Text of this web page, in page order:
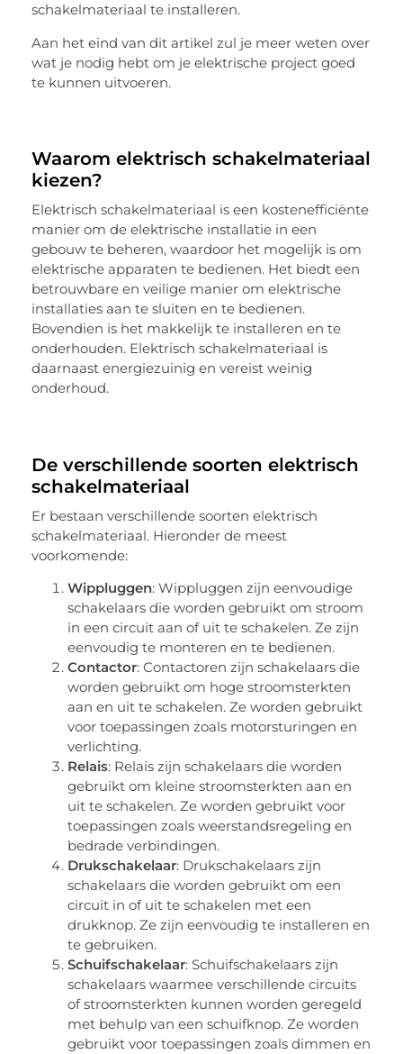
schakelmateriaal te installeren.
Aan het eind van dit artikel zul je meer weten over
wat je nodig hebt om je elektrische project goed
te kunnen uitvoeren.
Waarom elektrisch schakelmateriaal
kiezen?
Elektrisch schakelmateriaal is een kostenefficiënte
manier om de elektrische installatie in een
gebouw te beheren, waardoor het mogelijk is om
elektrische apparaten te bedienen. Het biedt een
betrouwbare en veilige manier om elektrische
installaties aan te sluiten en te bedienen.
Bovendien is het makkelijk te installeren en te
onderhouden. Elektrisch schakelmateriaal is
daarnaast energiezuinig en vereist weinig
onderhoud.
De verschillende soorten elektrisch
schakelmateriaal
Er bestaan verschillende soorten elektrisch
schakelmateriaal. Hieronder de meest
voorkomende:
Wippluggen: Wippluggen zijn eenvoudige
schakelaars die worden gebruikt om stroom
in een circuit aan of uit te schakelen. Ze zijn
eenvoudig te monteren en te bedienen.
Contactor: Contactoren zijn schakelaars die
worden gebruikt om hoge stroomsterkten
aan en uit te schakelen. Ze worden gebruikt
voor toepassingen zoals motorsturingen en
verlichting.
Relais: Relais zijn schakelaars die worden
gebruikt om kleine stroomsterkten aan en
uit te schakelen. Ze worden gebruikt voor
toepassingen zoals weerstandsregeling en
bedrade verbindingen.
Drukschakelaar: Drukschakelaars zijn
schakelaars die worden gebruikt om een
circuit in of uit te schakelen met een
drukknop. Ze zijn eenvoudig te installeren en
te gebruiken.
Schuifschakelaar: Schuifschakelaars zijn
schakelaars waarmee verschillende circuits
of stroomsterkten kunnen worden geregeld
met behulp van een schuifknop. Ze worden
gebruikt voor toepassingen zoals dimmen en